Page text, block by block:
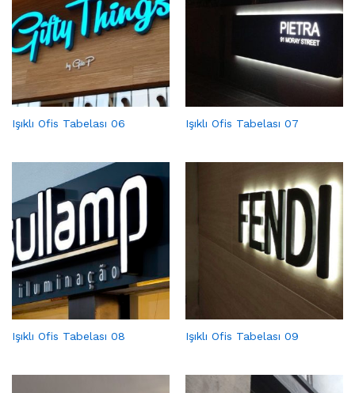
Işıklı Ofis Tabelası 06 Işıklı Ofis Tabelası 07
Işıklı Ofis Tabelası 08 Işıklı Ofis Tabelası 09